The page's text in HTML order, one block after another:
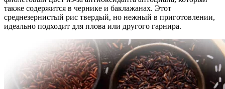
также содержится в чернике и баклажанах. Этот
среднезернистый рис твердый, но нежный в приготовлении,
идеально подходит для плова или другого гарнира.